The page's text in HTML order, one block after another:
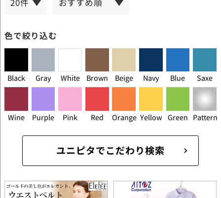
色で絞り込む
Black Gray White Brown Beige Navy Blue Saxe
Wine Purple Pink Red Orange Yellow Green Pattern
ユニピタでこだわり検索